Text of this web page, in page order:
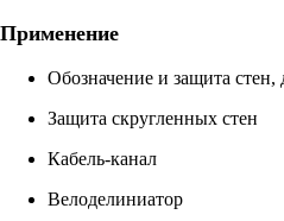
Применение
Обозначение и защита стен,
Защита скругленных стен
Кабель-канал
Велоделиниатор